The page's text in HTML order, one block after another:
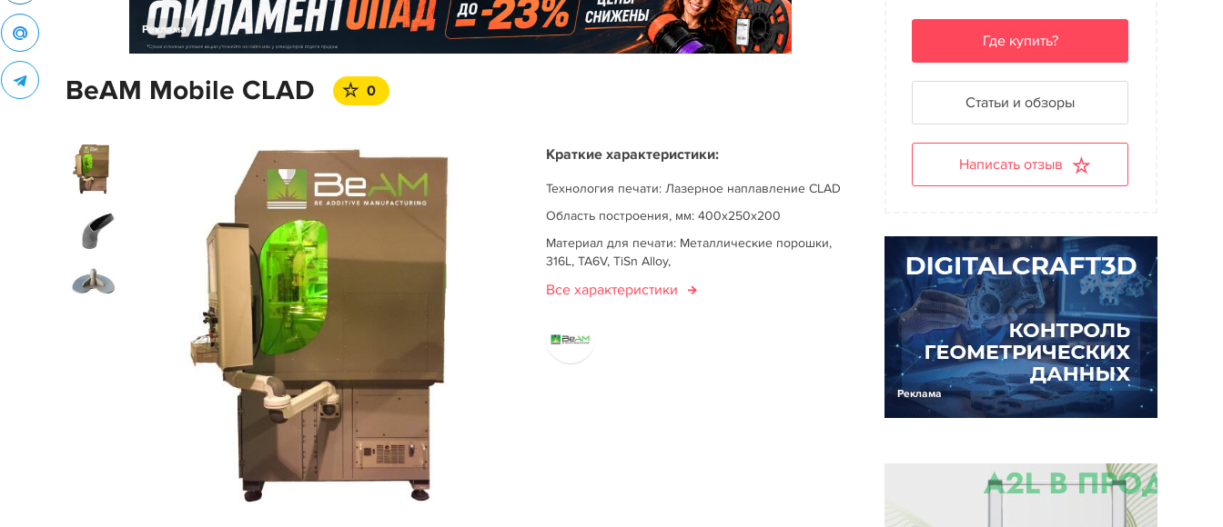
Реклама
BeAM Mobile CLAD 0
Краткие характеристики:
Технология печати: Лазерное наплавление CLAD
Область построения, мм: 400x250x200
Материал для печати: Металлические порошки,
316L, TA6V, TiSn Alloy,
Все характеристики
Где купить?
Статьи и обзоры
Написать отзыв
Реклама